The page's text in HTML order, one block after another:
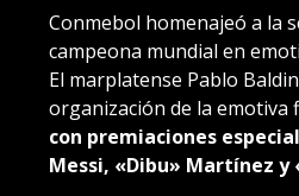
Conmebol homenajeó a la
campeona mundial en
El marplatense Pablo
organización de la emotiva
con premiaciones
Messi, «Dibu» Martínez y